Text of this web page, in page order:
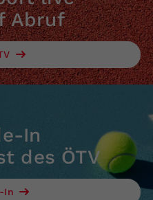
Abruf
In
des ÖTV
In